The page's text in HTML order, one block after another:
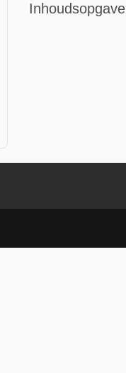
Inhoudsopgave